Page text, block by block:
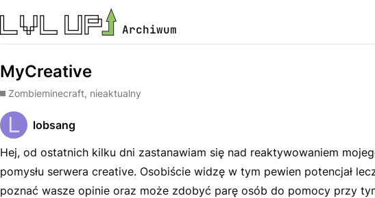
Archiwum
MyCreative
Zombieminecraft, nieaktualny
lobsang
Hej, od ostatnich kilku dni zastanawiam się nad reaktywowaniem
pomysłu serwera creative. Osobiście widzę w tym pewien potencjał
poznać wasze opinie oraz może zdobyć parę osób do pomocy przy